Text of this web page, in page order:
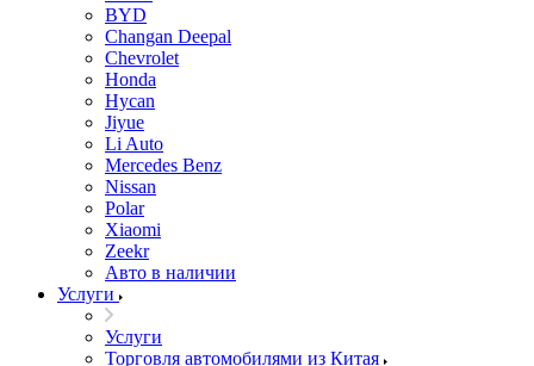
BYD
Changan Deepal
Chevrolet
Honda
Hycan
Jiyue
Li Auto
Mercedes Benz
Nissan
Polar
Xiaomi
Zeekr
Авто в наличии
Услуги
Услуги
Торговля автомобилями из Китая